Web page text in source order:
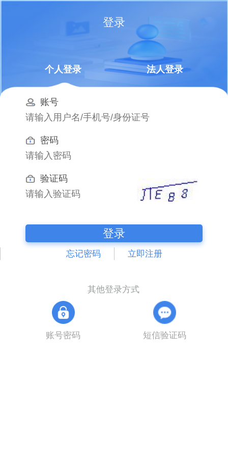
登录
个人登录 法人登录
账号
密码
验证码
登录
忘记密码 立即注册
其他登录方式
账号密码 短信验证码